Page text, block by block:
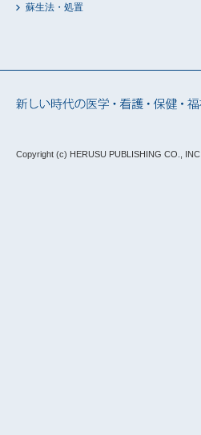
蘇生法・処置
Copyright (c) HERUSU PUBLISHING CO., INC.